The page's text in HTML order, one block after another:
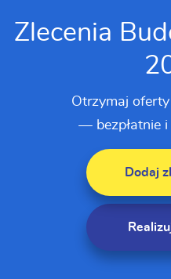
Zlecenia
Otrzymaj
— bezpłatnie
Dodaj